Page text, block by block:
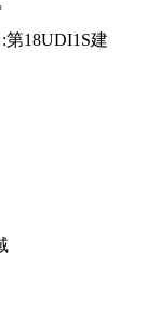
第18UDI1S建